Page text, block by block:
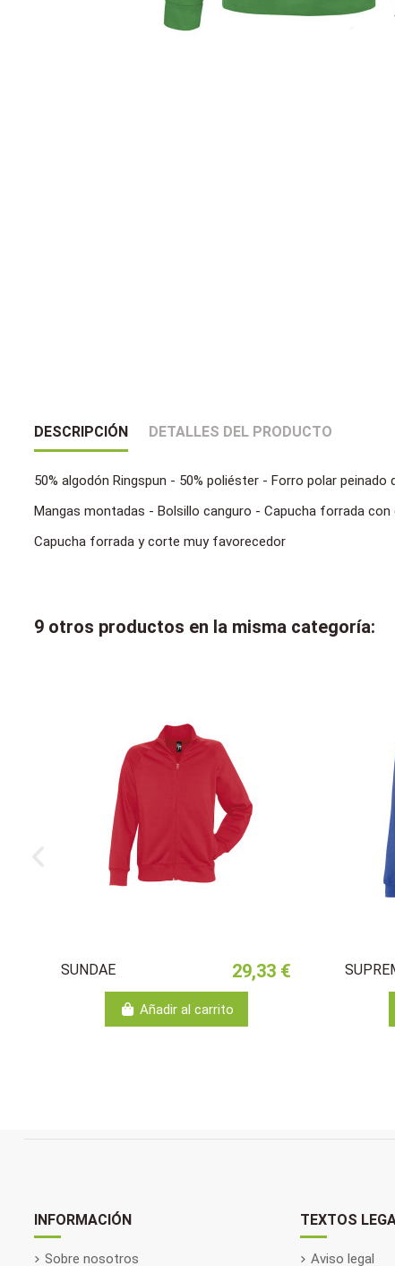
DESCRIPCIÓN DETALLES DEL PRODUCTO
50% algodón Ringspun - 50% poliéster - Forro polar
Mangas montadas - Bolsillo canguro - Capucha forrada
Capucha forrada y corte muy favorecedor
9 otros productos en la misma categoría:
SUNDAE 29,33 €
Añadir al carrito
INFORMACIÓN
Sobre nosotros
TEXTOS
Aviso legal